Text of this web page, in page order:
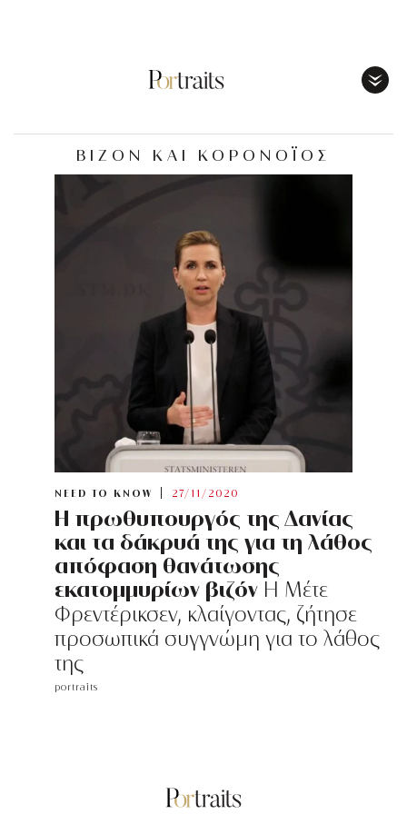
ΒΙΖΟΝ ΚΑΙ ΚΟΡΟΝΟΪΟΣ
NEED TO KNOW 27/11/2020
Η πρωθυπουργός της Δανίας
και τα δάκρυά της για τη λάθος
απόφαση θανάτωσης
εκατομμυρίων βιζόν Η Μέτε
Φρεντέρικσεν, κλαίγοντας, ζήτησε
προσωπικά συγγνώμη για το λάθος
της
portraits